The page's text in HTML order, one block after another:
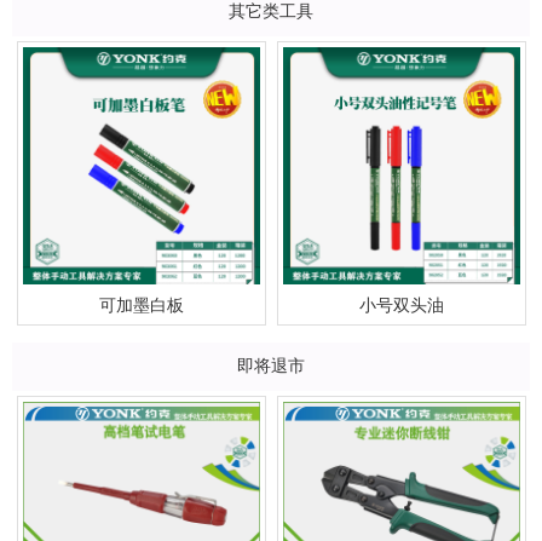
其它类工具
可加墨白板 小号双头油
即将退市